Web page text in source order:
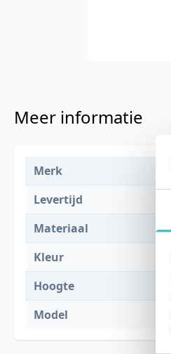
Meer informatie
Merk
Levertijd
Materiaal
Kleur
Hoogte
Model